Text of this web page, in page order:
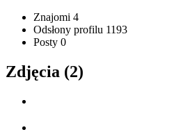
Znajomi 4
Odsłony profilu 1193
Posty 0
Zdjęcia (2)